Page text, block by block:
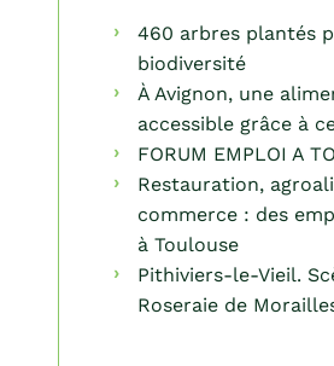
460 arbres plantés
biodiversité
À Avignon, une
accessible grâce à
FORUM EMPLOI A
Restauration,
commerce : des
à Toulouse
Pithiviers-le-Vieil.
Roseraie de